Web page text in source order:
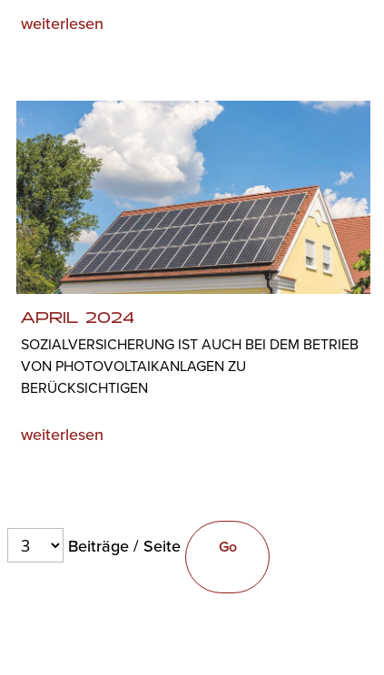
weiterlesen
APRIL 2024
SOZIALVERSICHERUNG IST AUCH BEI DEM BETRIEB
VON PHOTOVOLTAIKANLAGEN ZU
BERÜCKSICHTIGEN
weiterlesen
Beiträge / Seite